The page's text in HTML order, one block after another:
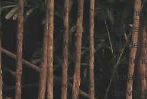
O
Sol
e
moral